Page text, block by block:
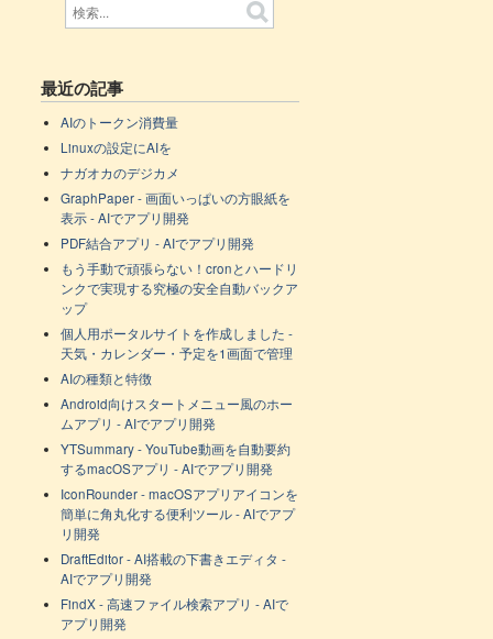
最近の記事
AIのトークン消費量
Linuxの設定にAIを
ナガオカのデジカメ
GraphPaper - 画面いっぱいの方眼紙を
表示 - AIでアプリ開発
PDF結合アプリ - AIでアプリ開発
もう手動で頑張らない！cronとハードリ
ンクで実現する究極の安全自動バックア
ップ
個人用ポータルサイトを作成しました -
天気・カレンダー・予定を1画面で管理
AIの種類と特徴
Android向けスタートメニュー風のホー
ムアプリ - AIでアプリ開発
YTSummary - YouTube動画を自動要約
するmacOSアプリ - AIでアプリ開発
IconRounder - macOSアプリアイコンを
簡単に角丸化する便利ツール - AIでアプ
リ開発
DraftEditor - AI搭載の下書きエディタ -
AIでアプリ開発
FindX - 高速ファイル検索アプリ - AIで
アプリ開発